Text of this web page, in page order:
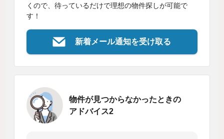
くので、待っているだけで理想の物件探しが可能で
す！
新着メール通知を受け取る
物件が見つからなかったときの
アドバイス2